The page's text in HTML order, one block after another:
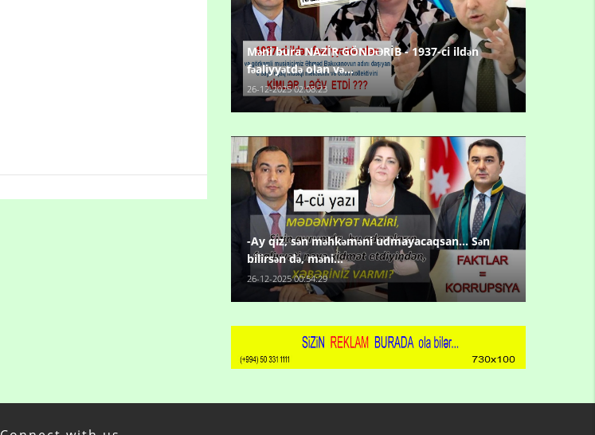
Məni bura NAZİR GÖNDƏRİB - 1937-ci ildən
fəaliyyətdə olan və...
26-12-2025 02:08:23
-Ay qız, sən məhkəməni udmayacaqsan... Sən
bilirsən də, məni...
26-12-2025 00:54:29